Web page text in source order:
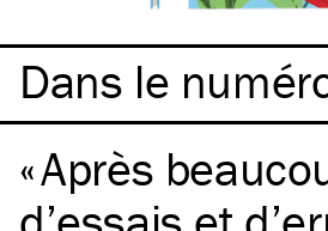
Dans le
Après